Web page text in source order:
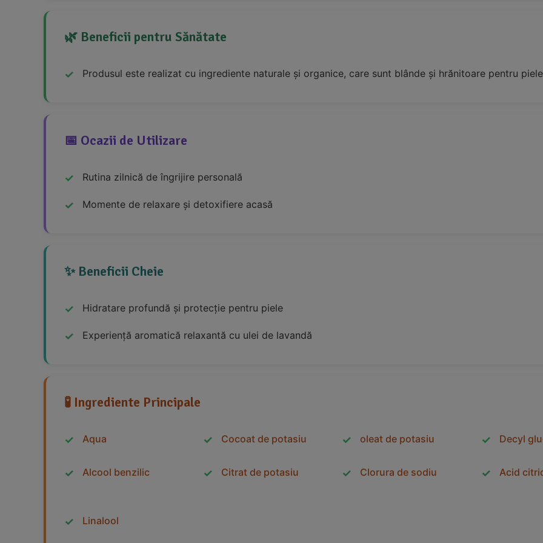
🌿 Beneficii pentru Sănătate
Produsul este realizat cu ingrediente naturale și organice, care sunt blânde și hrănitoare pentru
📅 Ocazii de Utilizare
Rutina zilnică de îngrijire personală
Momente de relaxare și detoxifiere acasă
✨ Beneficii Cheie
Hidratare profundă și protecție pentru piele
Experiență aromatică relaxantă cu ulei de lavandă
🧪 Ingrediente Principale
Aqua Cocoat de potasiu oleat de potasiu Decyl
Alcool benzilic Citrat de potasiu Clorura de sodiu Acid
Linalool